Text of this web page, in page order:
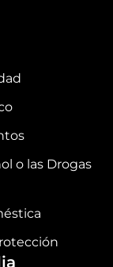
o las Drogas